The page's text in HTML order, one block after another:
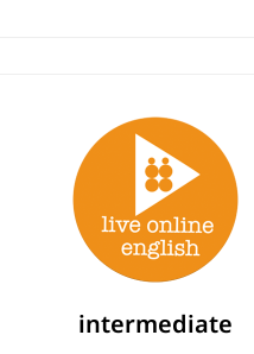
intermediate